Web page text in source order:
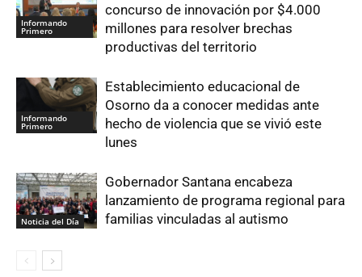
Informando
Primero
concurso de innovación por $4.000
millones para resolver brechas
productivas del territorio
Informando
Primero
Establecimiento educacional de
Osorno da a conocer medidas ante
hecho de violencia que se vivió este
lunes
Noticia del Día
Gobernador Santana encabeza
lanzamiento de programa regional para
familias vinculadas al autismo